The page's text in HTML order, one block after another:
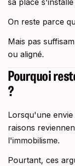
sa place
On reste parce
Mais pas
ou aligné.
Pourquoi
?
Lorsqu'une
raisons
l'immobilisme.
Pourtant, ces